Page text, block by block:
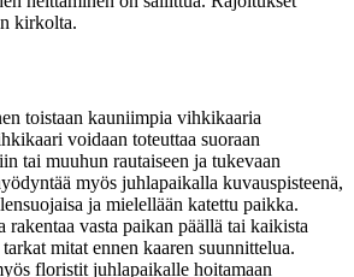
kirkolta.
toistaan kauniimpia vihkikaaria
voidaan toteuttaa suoraan
tai muuhun rautaiseen ja tukevaan
myös juhlapaikalla kuvauspisteenä,
ja mielellään katettu paikka.
rakentaa vasta paikan päällä tai kaikista
mitat ennen kaaren suunnittelua.
floristit juhlapaikalle hoitamaan